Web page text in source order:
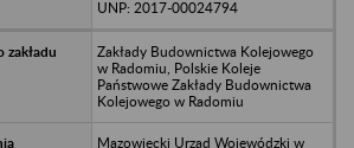
UNP: 2017-00024794
Zakłady Budownictwa Kolejowego
w Radomiu, Polskie Koleje
Państwowe Zakłady Budownictwa
Kolejowego w Radomiu
Mazowiecki Urząd Wojewódzki w